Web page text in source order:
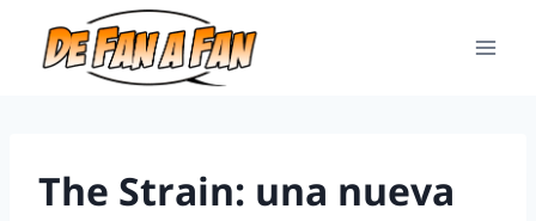
The Strain: una nueva